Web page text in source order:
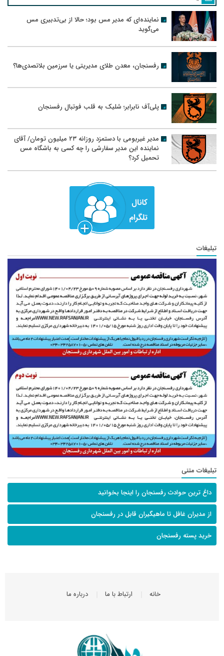
نماینده‌ای که مدیر مس بود؛ حالا از بی‌تدبیری مس
می‌گوید
رفسنجان، معدن طلای مدیریتی یا سرزمین بلاتصدی‌ها؟
پلی‌آف نابرابر؛ شلیک به قلب فوتبال رفسنجان
مدیر غیربومی با دستمزد روزانه ۲۳ میلیون تومان/ آقای
نماینده این مدیر سفارشی را چه کسی به باشگاه مس
تحمیل کرد؟
تبلیغات
تبلیغات متنی
داغ ترین حوادث رفسنجان را اینجا بخوانید
از مدیران غافل تا ماهیگیران قابل در رفسنجان
خرید پسته رفسنجان
خانه ارتباط با ما درباره ما